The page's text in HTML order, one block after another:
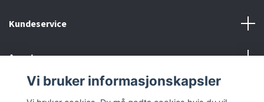
Kundeservice
Annet
Sosiale medier
Vi bruker informasjonskapsler